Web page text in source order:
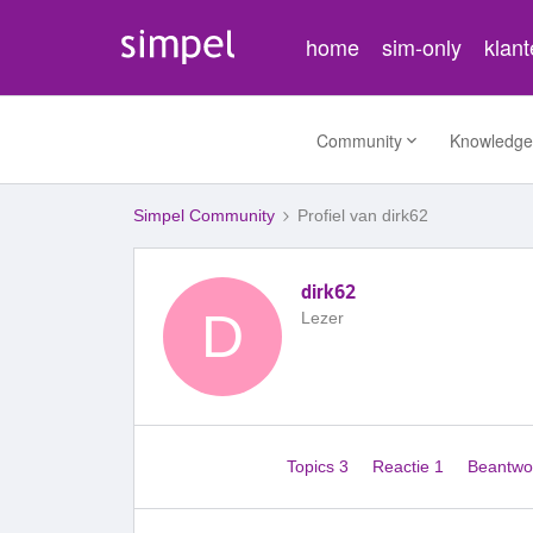
home sim-only
Community
Simpel Community Profiel van dirk62
D
dirk62
Lezer
Topics 3 Reactie 1